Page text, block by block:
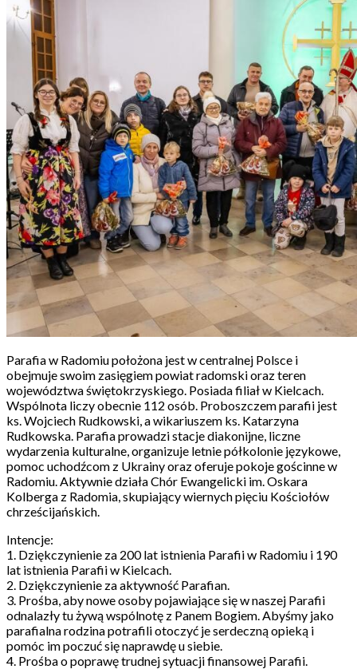
Parafia w Radomiu położona jest w centralnej Polsce i
obejmuje swoim zasięgiem powiat radomski oraz teren
województwa świętokrzyskiego. Posiada filiał w Kielcach.
Wspólnota liczy obecnie 112 osób. Proboszczem parafii jest
ks. Wojciech Rudkowski, a wikariuszem ks. Katarzyna
Rudkowska. Parafia prowadzi stacje diakonijne, liczne
wydarzenia kulturalne, organizuje letnie półkolonie językowe,
pomoc uchodźcom z Ukrainy oraz oferuje pokoje gościnne w
Radomiu. Aktywnie działa Chór Ewangelicki im. Oskara
Kolberga z Radomia, skupiający wiernych pięciu Kościołów
chrześcijańskich.
Intencje:
1. Dziękczynienie za 200 lat istnienia Parafii w Radomiu i 190
lat istnienia Parafii w Kielcach.
2. Dziękczynienie za aktywność Parafian.
3. Prośba, aby nowe osoby pojawiające się w naszej Parafii
odnalazły tu żywą wspólnotę z Panem Bogiem. Abyśmy jako
parafialna rodzina potrafili otoczyć je serdeczną opieką i
pomóc im poczuć się naprawdę u siebie.
4. Prośba o poprawę trudnej sytuacji finansowej Parafii.